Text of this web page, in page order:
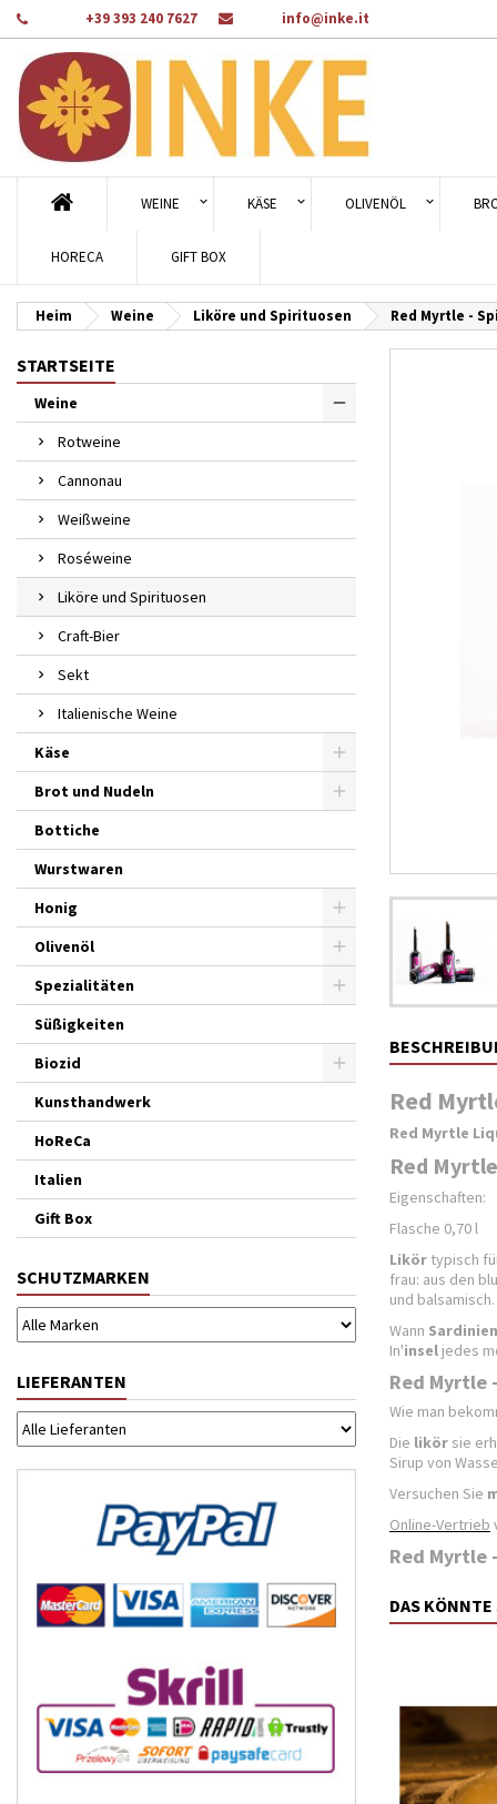
+39 393 240 7627 info@inke.it
WEINE KÄSE OLIVENÖL
HORECA GIFT BOX
Heim Weine Liköre und Spirituosen Red Myrtle -
STARTSEITE
Weine
Rotweine
Cannonau
Weißweine
Roséweine
Liköre und Spirituosen
Craft-Bier
Sekt
Italienische Weine
Käse
Brot und Nudeln
Bottiche
Wurstwaren
Honig
Olivenöl
Spezialitäten
Süßigkeiten
Biozid
Kunsthandwerk
HoReCa
Italien
Gift Box
SCHUTZMARKEN
LIEFERANTEN
Red
Red Myrtle
Red
Eigenschaften:
Flasche 0,70 l
Likör typisch
frau: aus den
und balsamisch.
Wann Sardinien
In'insel jedes
Red Myrtle
Wie man
Die likör sie
Sirup von
Versuchen Sie
Online-Vertrieb
Red Myrtle
DAS